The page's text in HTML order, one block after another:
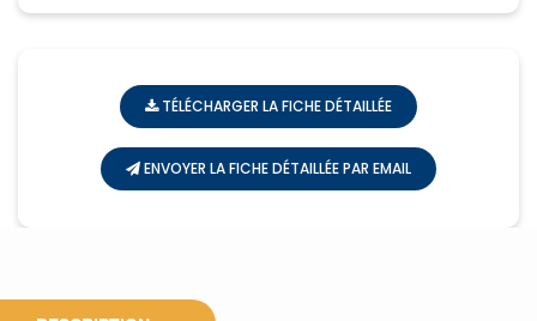
TÉLÉCHARGER LA FICHE DÉTAILLÉE
ENVOYER LA FICHE DÉTAILLÉE PAR EMAIL